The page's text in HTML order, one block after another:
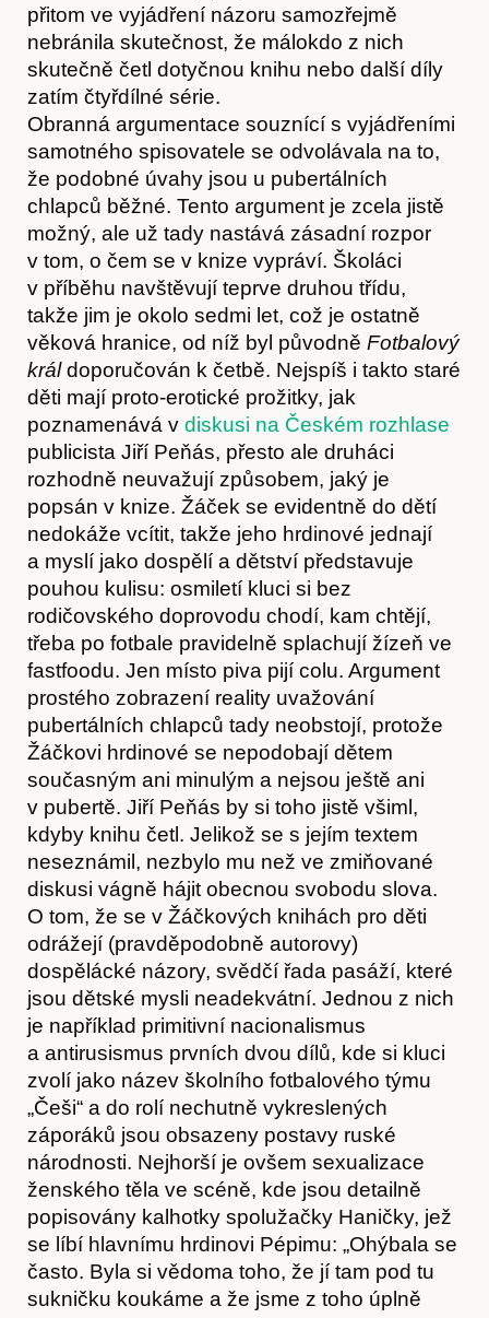
Články
Časopis
Hostcast
přitom ve vyjádření názoru samozřejmě
nebránila skutečnost, že málokdo z nich
skutečně četl dotyčnou knihu nebo další díly
zatím čtyřdílné série.
Obranná argumentace souznící s vyjádřeními
samotného spisovatele se odvolávala na to,
že podobné úvahy jsou u pubertálních
chlapců běžné. Tento argument je zcela jistě
možný, ale už tady nastává zásadní rozpor
v tom, o čem se v knize vypráví. Školáci
v příběhu navštěvují teprve druhou třídu,
takže jim je okolo sedmi let, což je ostatně
věková hranice, od níž byl původně Fotbalový
králdoporučován k četbě. Nejspíš i takto staré
děti mají proto-erotické prožitky, jak
poznamenává v diskusi na Českém rozhlase
publicista Jiří Peňás, přesto ale druháci
rozhodně neuvažují způsobem, jaký je
popsán v knize. Žáček se evidentně do dětí
nedokáže vcítit, takže jeho hrdinové jednají
a myslí jako dospělí a dětství představuje
pouhou kulisu: osmiletí kluci si bez
rodičovského doprovodu chodí, kam chtějí,
třeba po fotbale pravidelně splachují žízeň ve
fastfoodu. Jen místo piva pijí colu. Argument
prostého zobrazení reality uvažování
pubertálních chlapců tady neobstojí, protože
Žáčkovi hrdinové se nepodobají dětem
současným ani minulým a nejsou ještě ani
v pubertě. Jiří Peňás by si toho jistě všiml,
kdyby knihu četl. Jelikož se s jejím textem
neseznámil, nezbylo mu než ve zmiňované
diskusi vágně hájit obecnou svobodu slova.
O tom, že se v Žáčkových knihách pro děti
odrážejí (pravděpodobně autorovy)
dospělácké názory, svědčí řada pasáží, které
jsou dětské mysli neadekvátní. Jednou z nich
je například primitivní nacionalismus
a antirusismus prvních dvou dílů, kde si kluci
zvolí jako název školního fotbalového týmu
„Češi“ a do rolí nechutně vykreslených
záporáků jsou obsazeny postavy ruské
národnosti. Nejhorší je ovšem sexualizace
ženského těla ve scéně, kde jsou detailně
popisovány kalhotky spolužačky Haničky, jež
se líbí hlavnímu hrdinovi Pépimu: „Ohýbala se
často. Byla si vědoma toho, že jí tam pod tu
sukničku koukáme a že jsme z toho úplně